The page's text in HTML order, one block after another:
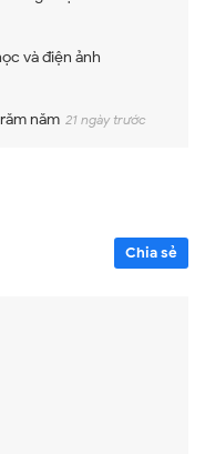
và điện ảnh
năm 21 ngày trước
Chia sẻ